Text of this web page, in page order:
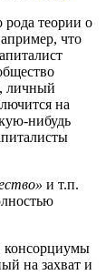
рода теории о
что
личный
на
нибудь
и т.п.
консорциумы
на захват и